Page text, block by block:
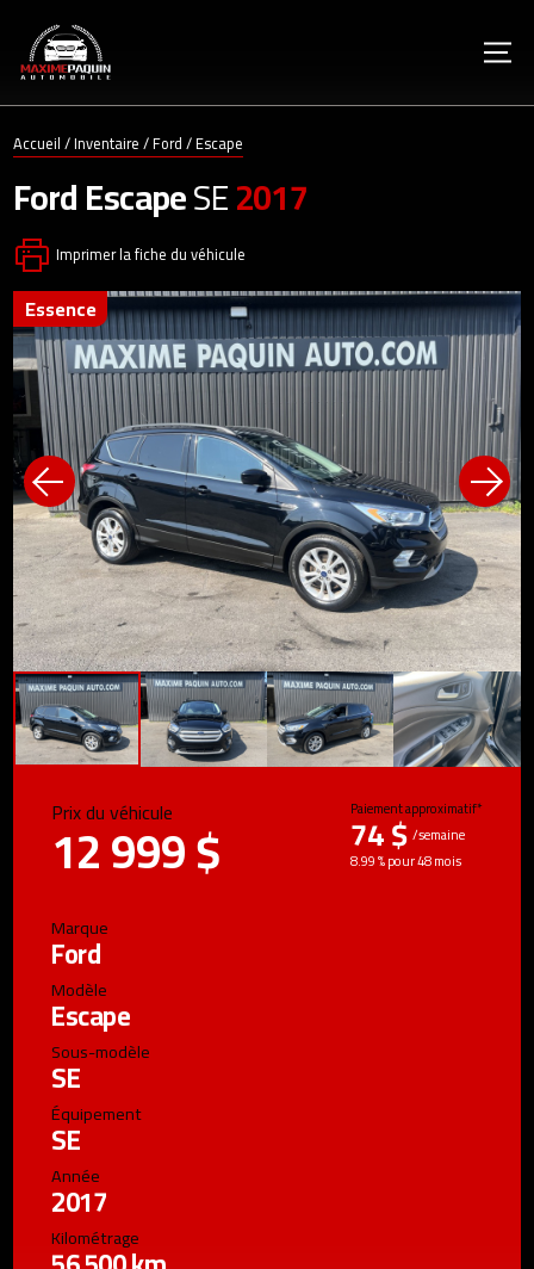
Accueil/Inventaire/Ford/Escape
FordEscapeSE2017
Imprimer la fiche du véhicule
essence
Prix du véhicule
12 999 $
Paiement approximatif*
74 $/semaine
8.99 % pour 48 mois
Marque
Ford
Modèle
Escape
Sous-modèle
SE
Équipement
SE
Année
2017
Kilométrage